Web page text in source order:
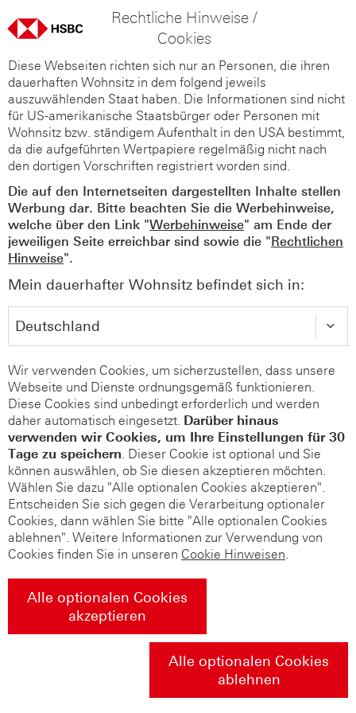
Rechtliche Hinweise /
Cookies
Diese Webseiten richten sich nur an Personen, die ihren
dauerhaften Wohnsitz in dem folgend jeweils
auszuwählenden Staat haben. Die Informationen sind nicht
für US-amerikanische Staatsbürger oder Personen mit
Wohnsitz bzw. ständigem Aufenthalt in den USA bestimmt,
da die aufgeführten Wertpapiere regelmäßig nicht nach
den dortigen Vorschriften registriert worden sind.
Die auf den Internetseiten dargestellten Inhalte stellen
Werbung dar. Bitte beachten Sie die Werbehinweise,
welche über den Link "Werbehinweise" am Ende der
jeweiligen Seite erreichbar sind sowie die "Rechtlichen
Hinweise".
Mein dauerhafter Wohnsitz befindet sich in:
Wir verwenden Cookies, um sicherzustellen, dass unsere
Webseite und Dienste ordnungsgemäß funktionieren.
Diese Cookies sind unbedingt erforderlich und werden
daher automatisch eingesetzt. Darüber hinaus
verwenden wir Cookies, um Ihre Einstellungen für 30
Tage zu speichern. Dieser Cookie ist optional und Sie
können auswählen, ob Sie diesen akzeptieren möchten.
Wählen Sie dazu "Alle optionalen Cookies akzeptieren".
Entscheiden Sie sich gegen die Verarbeitung optionaler
Cookies, dann wählen Sie bitte "Alle optionalen Cookies
ablehnen". Weitere Informationen zur Verwendung von
Cookies finden Sie in unseren Cookie Hinweisen.
Alle optionalen Cookies
akzeptieren
Alle optionalen Cookies
ablehnen